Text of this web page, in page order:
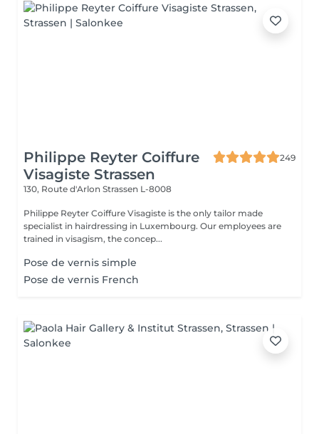
Philippe Reyter Coiffure
Visagiste Strassen
249
130, Route d'Arlon Strassen L-8008
Philippe Reyter Coiffure Visagiste is the only tailor made
specialist in hairdressing in Luxembourg. Our employees are
trained in visagism, the concep...
Pose de vernis simple
Pose de vernis French